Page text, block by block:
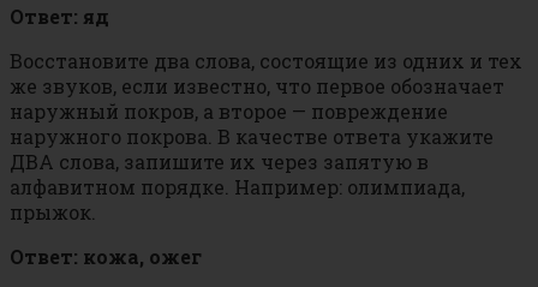
Ответ: яд
Восстановите два слова, состоящие из одних и тех
же звуков, если известно, что первое обозначает
наружный покров, а второе — повреждение
наружного покрова. В качестве ответа укажите
ДВА слова, запишите их через запятую в
алфавитном порядке. Например: олимпиада,
прыжок.
Ответ: кожа, ожег